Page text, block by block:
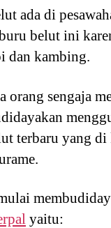
ada di
belut ini
dan kambing.
orang sengaja
terbaru yang di
yaitu: